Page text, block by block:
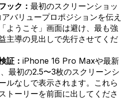
ック： 最初のスクリーンショッ
バリュープロポジションを伝え
ようこそ」画面は避け、最も強
主導の見出しで先行させてくだ
証： iPhone 16 Pro Maxや最新
最初の2.5〜3枚のスクリーンシ
ルなしで表示されます。これら
トーリーを前面に出してくださ